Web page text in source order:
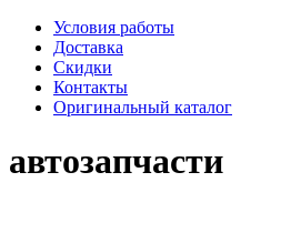
Условия работы
Доставка
Скидки
Контакты
Оригинальный каталог
автозапчасти